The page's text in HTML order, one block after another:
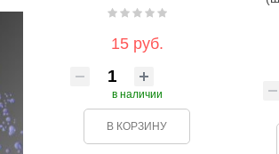
15 руб.
в наличии
В КОРЗИНУ